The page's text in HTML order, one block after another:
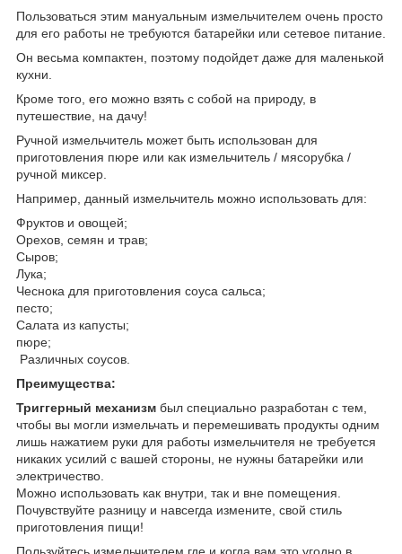
Пользоваться этим мануальным измельчителем очень просто
для его работы не требуются батарейки или сетевое питание.
Он весьма компактен, поэтому подойдет даже для маленькой
кухни.
Кроме того, его можно взять с собой на природу, в
путешествие, на дачу!
Ручной измельчитель может быть использован для
приготовления пюре или как измельчитель / мясорубка /
ручной миксер.
Например, данный измельчитель можно использовать для:
Фруктов и овощей;
Орехов, семян и трав;
Сыров;
Лука;
Чеснока для приготовления соуса сальса;
песто;
Салата из капусты;
пюре;
Различных соусов.
Преимущества:
Триггерный механизм был специально разработан с тем,
чтобы вы могли измельчать и перемешивать продукты одним
лишь нажатием руки для работы измельчителя не требуется
никаких усилий с вашей стороны, не нужны батарейки или
электричество.
Можно использовать как внутри, так и вне помещения.
Почувствуйте разницу и навсегда измените, свой стиль
приготовления пищи!
Пользуйтесь измельчителем где и когда вам это угодно в